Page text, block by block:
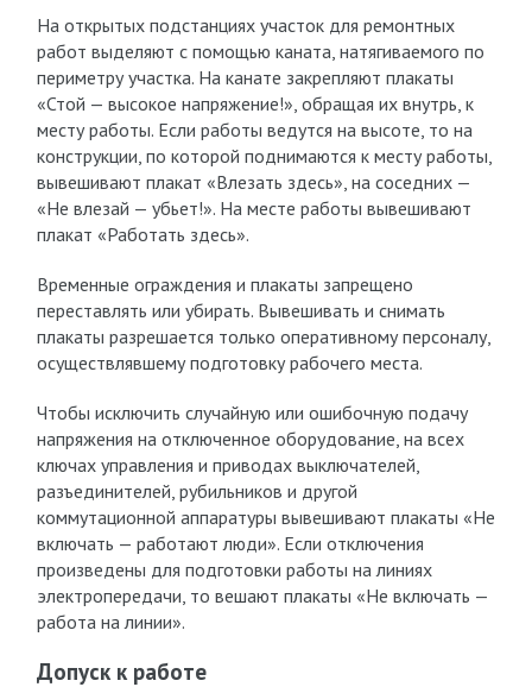
На открытых подстанциях участок для ремонтных
работ выделяют с помощью каната, натягиваемого по
периметру участка. На канате закрепляют плакаты
«Стой — высокое напряжение!», обращая их внутрь, к
месту работы. Если работы ведутся на высоте, то на
конструкции, по которой поднимаются к месту работы,
вывешивают плакат «Влезать здесь», на сосед­них —
«Не влезай — убьет!». На месте работы вывешивают
плакат «Работать здесь».
Временные ограждения и плакаты запрещено
переставлять или убирать. Вывешивать и снимать
плакаты разрешается только оперативному персоналу,
осуществлявшему подготовку рабочего места.
Чтобы исключить случайную или ошибочную подачу
напряжения на отключенное оборудование, на всех
ключах управления и приводах выключателей,
разъединителей, рубильников и другой
коммутационной аппа­ратуры вывешивают плакаты «Не
включать — работают люди». Если отклю­чения
произведены для подготовки работы на линиях
электропередачи, то вешают плакаты «Не включать —
работа на линии».
Допуск к работе